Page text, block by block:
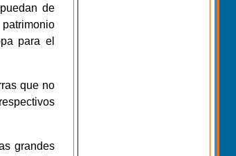
de
para el
que no
grandes